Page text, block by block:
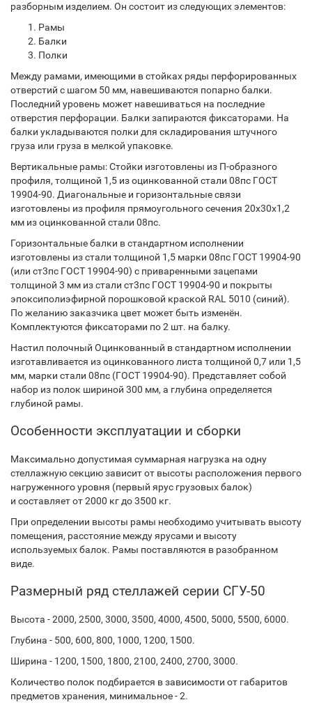
разборным изделием. Он состоит из следующих элементов:
Рамы
Балки
Полки
Между рамами, имеющими в стойках ряды перфорированных
отверстий с шагом 50 мм, навешиваются попарно балки.
Последний уровень может навешиваться на последние
отверстия перфорации. Балки запираются фиксаторами. На
балки укладываются полки для складирования штучного
груза или груза в мелкой упаковке.
Вертикальные рамы: Стойки изготовлены из П-образного
профиля, толщиной 1,5 из оцинкованной стали 08пс ГОСТ
19904-90. Диагональные и горизонтальные связи
изготовлены из профиля прямоугольного сечения 20х30х1,2
мм из оцинкованной стали 08пс.
Горизонтальные балки в стандартном исполнении
изготовлены из стали толщиной 1,5 марки 08пс ГОСТ 19904-90
(или ст3пс ГОСТ 19904-90) с приваренными зацепами
толщиной 3 мм из стали ст3пс ГОСТ 19904-90 и покрыты
эпоксиполиэфирной порошковой краской RAL 5010 (синий).
По желанию заказчика цвет может быть изменён.
Комплектуются фиксаторами по 2 шт. на балку.
Настил полочный Оцинкованный в стандартном исполнении
изготавливается из оцинкованного листа толщиной 0,7 или 1,5
мм, марки стали 08пс (ГОСТ 19904-90). Представляет собой
набор из полок шириной 300 мм, а глубина определяется
глубиной рамы.
Особенности эксплуатации и сборки
Максимально допустимая суммарная нагрузка на одну
стеллажную секцию зависит от высоты расположения первого
нагруженного уровня (первый ярус грузовых балок)
и составляет от 2000 кг до 3500 кг.
При определении высоты рамы необходимо учитывать высоту
помещения, расстояние между ярусами и высоту
используемых балок. Рамы поставляются в разобранном
виде.
Размерный ряд стеллажей серии СГУ-50
Высота - 2000, 2500, 3000, 3500, 4000, 4500, 5000, 5500, 6000.
Глубина - 500, 600, 800, 1000, 1200, 1500.
Ширина - 1200, 1500, 1800, 2100, 2400, 2700, 3000.
Количество полок подбирается в зависимости от габаритов
предметов хранения, минимальное - 2.